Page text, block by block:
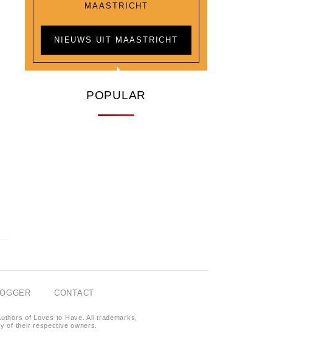
MAASTRICHT
NIEUWS UIT MAASTRICHT
POPULAR
CONTACT
of Loves to Have. All trademarks,
of their respective owners.